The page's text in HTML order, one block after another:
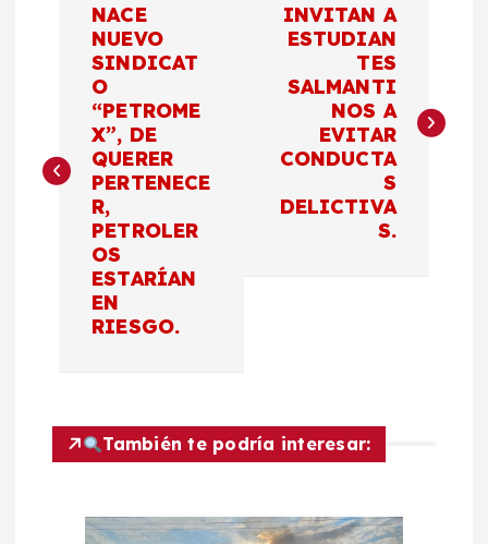
e
ó
n
NACE
NUEVO
SINDICAT
O
“PETROME
X”, DE
QUERER
PERTENECE
R,
PETROLER
OS
ESTARÍAN
EN
RIESGO.
INVITAN A
ESTUDIAN
TES
SALMANTI
NOS A
EVITAR
CONDUCTA
S
DELICTIVA
S.
También te podría interesar: